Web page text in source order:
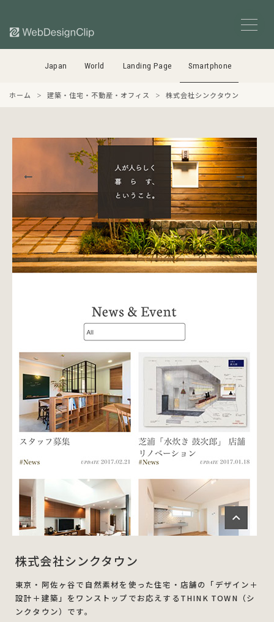
Japan World Landing Page Smartphone
ホーム 建築・住宅・不動産・オフィス 株式会社シンクタウン
株式会社シンクタウン
東京・阿佐ヶ谷で自然素材を使った住宅・店舗の「デザイン＋
設計＋建築」をワンストップでお応えするTHINK TOWN（シ
ンクタウン）です。